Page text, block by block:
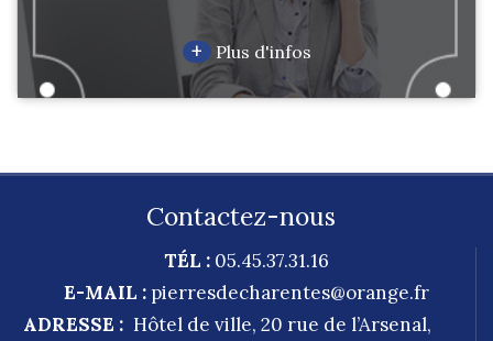
+ Plus d'infos
Contactez-nous
TÉL : 05.45.37.31.16
E-MAIL : pierresdecharentes@orange.fr
ADRESSE : Hôtel de ville, 20 rue de l’Arsenal,